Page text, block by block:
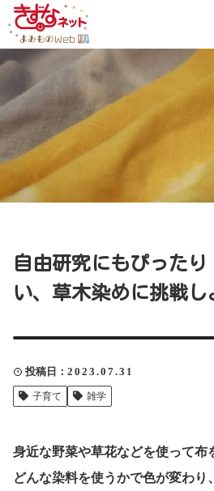
自由研究にもぴった
い、草木染めに挑戦し
投稿日 2023.07.31
子育て 雑学
身近な野菜や草花などを使って布
どんな染料を使うかで色が変わり
おすすめ
学び
進路
感想・声を